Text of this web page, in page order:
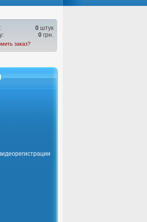
0 штук
0 грн.
заказ?